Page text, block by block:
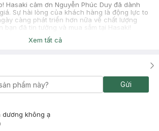
Hasaki cảm ơn Nguyễn Phúc Duy đã dành
Sự hài lòng của khách hàng là động lực to
càng phát triển hơn nữa về chất lượng
bạn đã tin tưởng và mua sắm tại Hasaki!
Đã mua hàng
vời
Xem tất cả
Gửi
không ạ